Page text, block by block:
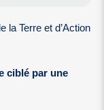
la Terre et d’Action
ciblé par une